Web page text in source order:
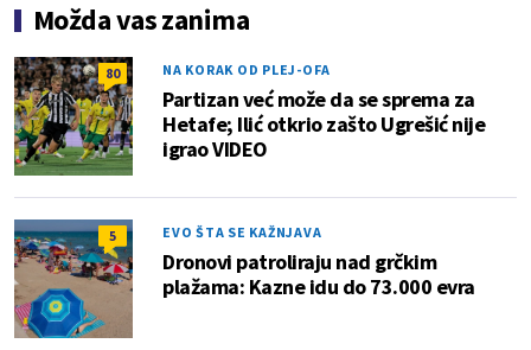
Možda vas zanima
80 NA KORAK OD PLEJ-OFA
Partizan već može da se sprema za
Hetafe; Ilić otkrio zašto Ugrešić nije
igrao VIDEO
5 EVO ŠTA SE KAŽNJAVA
Dronovi patroliraju nad grčkim
plažama: Kazne idu do 73.000 evra